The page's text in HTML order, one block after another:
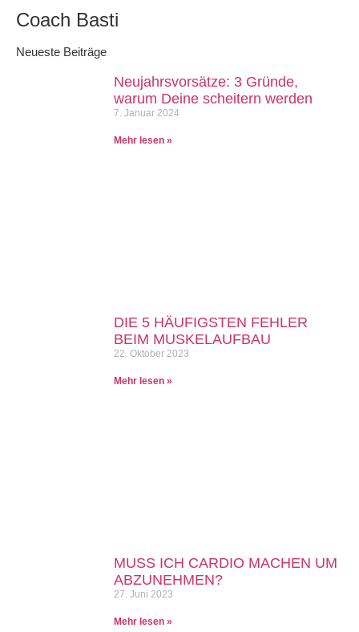
Coach Basti
Neueste Beiträge
Neujahrsvorsätze: 3 Gründe,
warum Deine scheitern werden
7. Januar 2024
Mehr lesen »
DIE 5 HÄUFIGSTEN FEHLER
BEIM MUSKELAUFBAU
22. Oktober 2023
Mehr lesen »
MUSS ICH CARDIO MACHEN UM
ABZUNEHMEN?
27. Juni 2023
Mehr lesen »